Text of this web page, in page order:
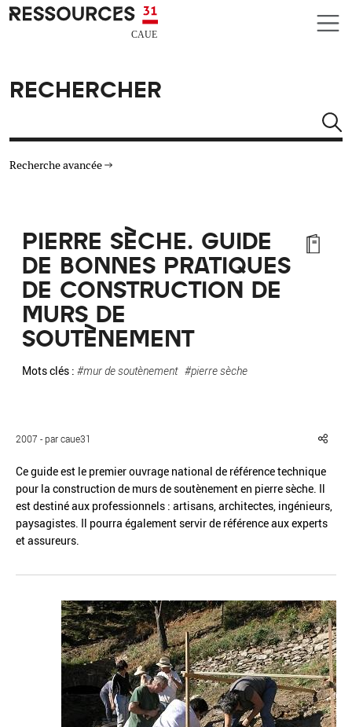
Aller au contenu principal
CAUE RESSOURCES 31
RECHERCHER
Recherche avancée
TYPE DE RESSOURCES
MATÉRIAUX
AUTRES CRITÈRES
PIERRE SÈCHE. GUIDE
DE BONNES PRATIQUES
DE CONSTRUCTION DE
MURS DE
SOUTÈNEMENT
Mots clés : #mur de soutènement #pierre sèche
2007 - par caue31
Ce guide est le premier ouvrage national de référence technique
pour la construction de murs de soutènement en pierre sèche. Il
est destiné aux professionnels : artisans, architectes, ingénieurs,
paysagistes. Il pourra également servir de référence aux experts
et assureurs.